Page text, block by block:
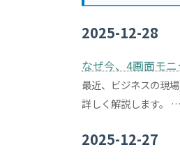
2025-12-28
なぜ今、4画面モ
最近、ビジネスの現
詳しく解説します。 …
2025-12-27